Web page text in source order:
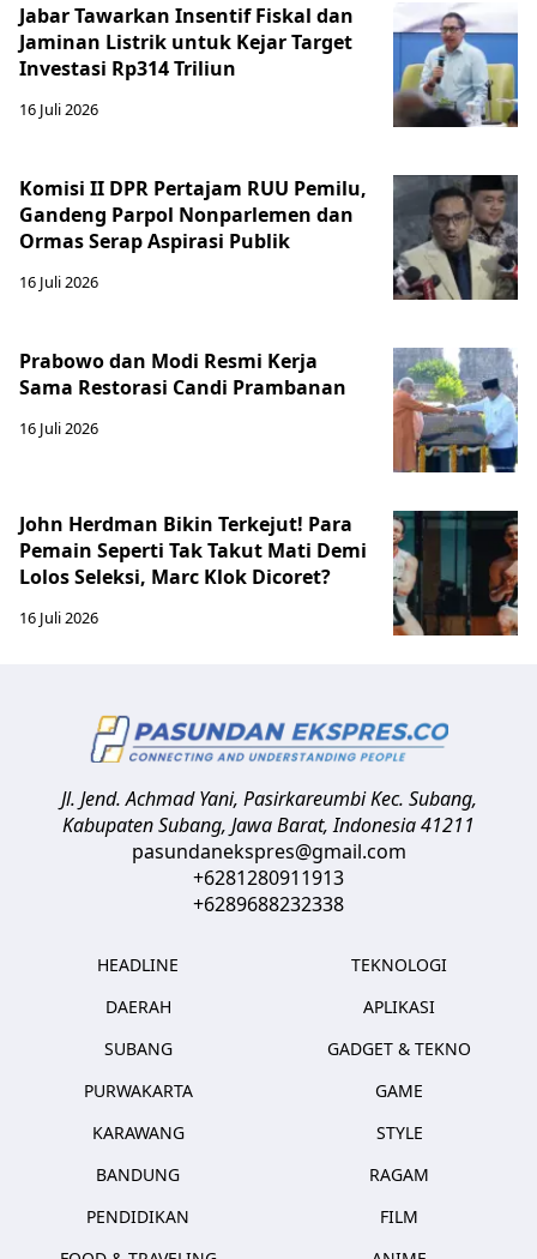
Jabar Tawarkan Insentif Fiskal dan
Jaminan Listrik untuk Kejar Target
Investasi Rp314 Triliun
16 Juli 2026
Komisi II DPR Pertajam RUU Pemilu,
Gandeng Parpol Nonparlemen dan
Ormas Serap Aspirasi Publik
16 Juli 2026
Prabowo dan Modi Resmi Kerja
Sama Restorasi Candi Prambanan
16 Juli 2026
John Herdman Bikin Terkejut! Para
Pemain Seperti Tak Takut Mati Demi
Lolos Seleksi, Marc Klok Dicoret?
16 Juli 2026
Jl. Jend. Achmad Yani, Pasirkareumbi Kec. Subang,
Kabupaten Subang, Jawa Barat,Indonesia41211
pasundanekspres@gmail.com
+6281280911913
+6289688232338
HEADLINE
DAERAH
SUBANG
PURWAKARTA
KARAWANG
BANDUNG
PENDIDIKAN
TEKNOLOGI
APLIKASI
GADGET & TEKNO
GAME
STYLE
RAGAM
FILM